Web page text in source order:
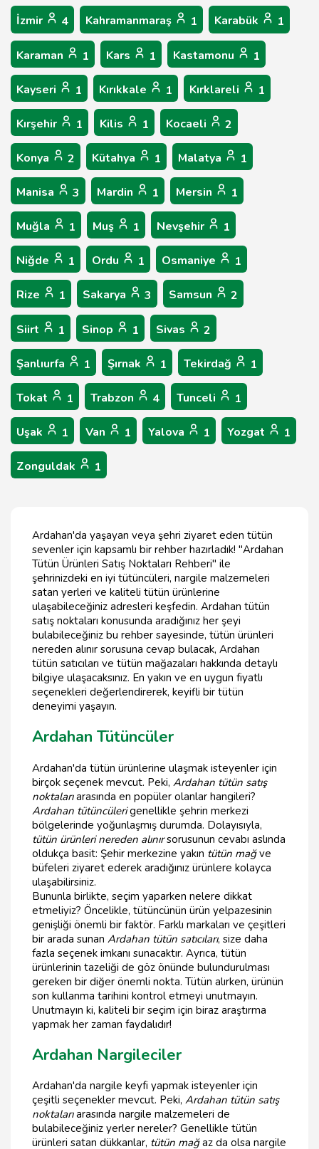
İzmir 4 Kahramanmaraş 1 Karabük 1
Karaman 1 Kars 1 Kastamonu 1
Kayseri 1 Kırıkkale 1 Kırklareli 1
Kırşehir 1 Kilis 1 Kocaeli 2
Konya 2 Kütahya 1 Malatya 1
Manisa 3 Mardin 1 Mersin 1
Muğla 1 Muş 1 Nevşehir 1
Niğde 1 Ordu 1 Osmaniye 1
Rize 1 Sakarya 3 Samsun 2
Siirt 1 Sinop 1 Sivas 2
Şanlıurfa 1 Şırnak 1 Tekirdağ 1
Tokat 1 Trabzon 4 Tunceli 1
Uşak 1 Van 1 Yalova 1 Yozgat 1
Zonguldak 1
Ardahan'da yaşayan veya şehri ziyaret eden tütün
sevenler için kapsamlı bir rehber hazırladık! "Ardahan
Tütün Ürünleri Satış Noktaları Rehberi" ile
şehrinizdeki en iyi tütüncüleri, nargile malzemeleri
satan yerleri ve kaliteli tütün ürünlerine
ulaşabileceğiniz adresleri keşfedin. Ardahan tütün
satış noktaları konusunda aradığınız her şeyi
bulabileceğiniz bu rehber sayesinde, tütün ürünleri
nereden alınır sorusuna cevap bulacak, Ardahan
tütün satıcıları ve tütün mağazaları hakkında detaylı
bilgiye ulaşacaksınız. En yakın ve en uygun fiyatlı
seçenekleri değerlendirerek, keyifli bir tütün
deneyimi yaşayın.
Ardahan Tütüncüler
Ardahan'da tütün ürünlerine ulaşmak isteyenler için
birçok seçenek mevcut. Peki, Ardahan tütün satış
noktalarıarasında en popüler olanlar hangileri?
Ardahan tütüncülerigenellikle şehrin merkezi
bölgelerinde yoğunlaşmış durumda. Dolayısıyla,
tütün ürünleri nereden alınırsorusunun cevabı aslında
oldukça basit: Şehir merkezine yakın tütün mağve
büfeleri ziyaret ederek aradığınız ürünlere kolayca
ulaşabilirsiniz.
Bununla birlikte, seçim yaparken nelere dikkat
etmeliyiz? Öncelikle, tütüncünün ürün yelpazesinin
genişliği önemli bir faktör. Farklı markaları ve çeşitleri
bir arada sunan Ardahan tütün satıcıları, size daha
fazla seçenek imkanı sunacaktır. Ayrıca, tütün
ürünlerinin tazeliği de göz önünde bulundurulması
gereken bir diğer önemli nokta. Tütün alırken, ürünün
son kullanma tarihini kontrol etmeyi unutmayın.
Unutmayın ki, kaliteli bir seçim için biraz araştırma
yapmak her zaman faydalıdır!
Ardahan Nargileciler
Ardahan'da nargile keyfi yapmak isteyenler için
çeşitli seçenekler mevcut. Peki, Ardahan tütün satış
noktalarıarasında nargile malzemeleri de
bulabileceğiniz yerler nereler? Genellikle tütün
ürünleri satan dükkanlar, tütün mağaz da olsa nargile